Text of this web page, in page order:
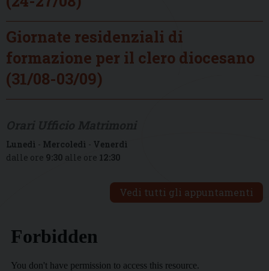
Giornate residenziali di
formazione per il clero diocesano
(31/08-03/09)
Lunedì - Mercoledì - Venerdì
dalle ore 9:30 alle ore 12:30
Vedi tutti gli appuntamenti